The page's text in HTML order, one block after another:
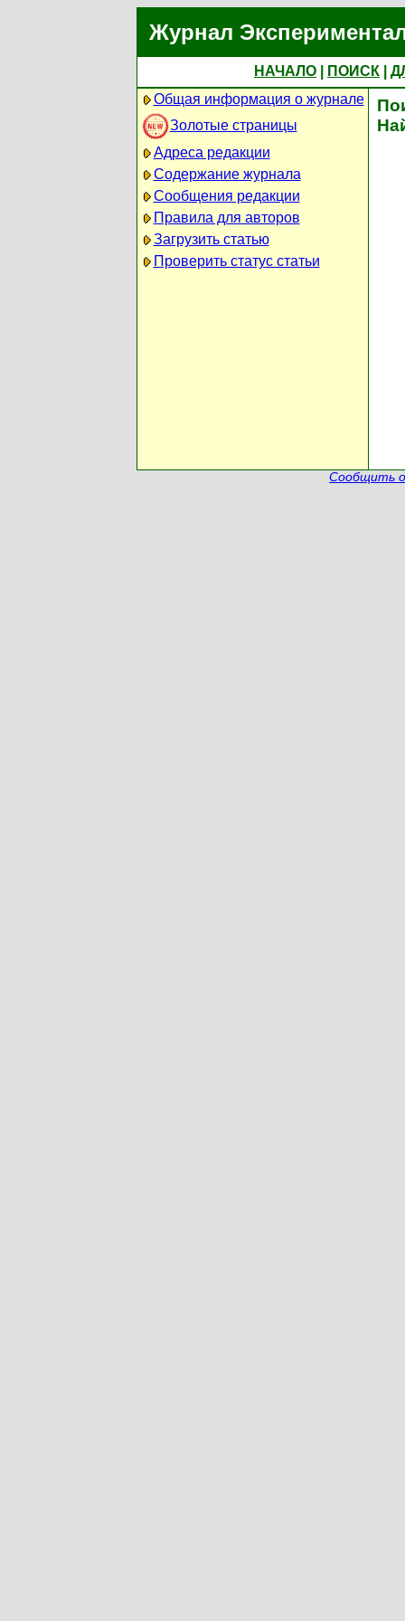
Журнал
НАЧАЛО ПОИСК
Общая информация о журнале
Золотые страницы
Адреса редакции
Содержание журнала
Сообщения редакции
Правила для авторов
Загрузить статью
Проверить статус статьи
Сообщить о